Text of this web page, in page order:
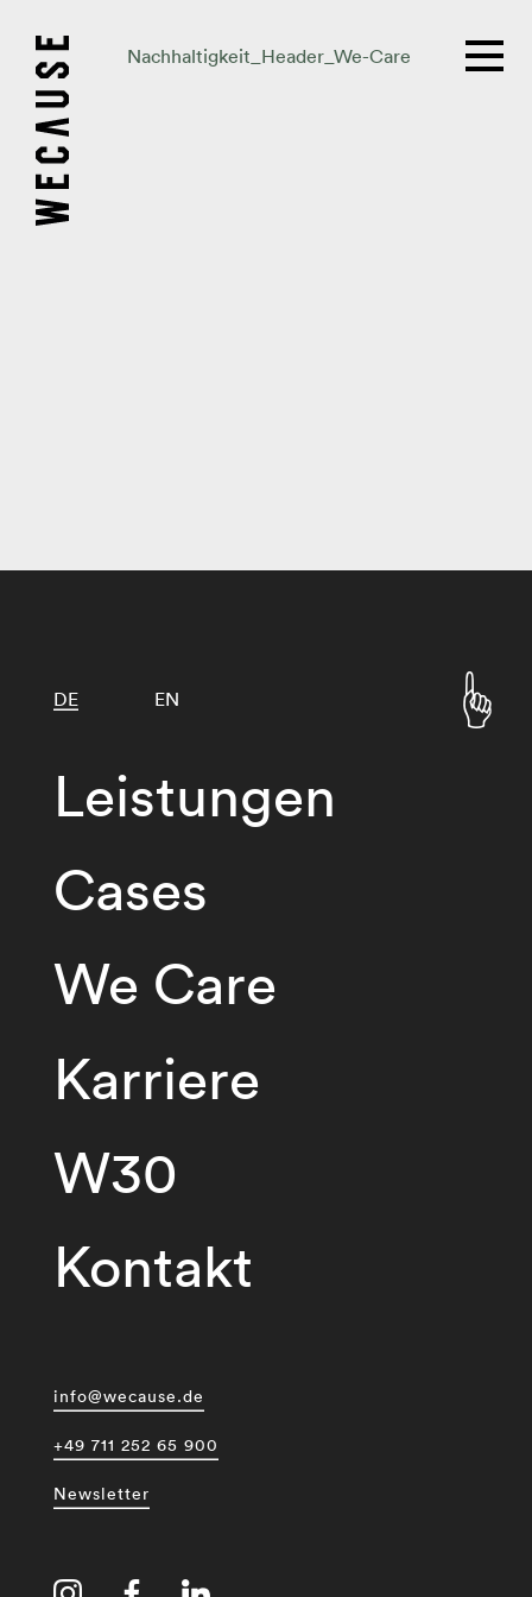
Nachhaltigkeit_Header_We-Care
Leistungen
Cases
We Care
Karriere
W30
Kontakt
DE EN
info@wecause.de
+49 711 252 65 900
Newsletter